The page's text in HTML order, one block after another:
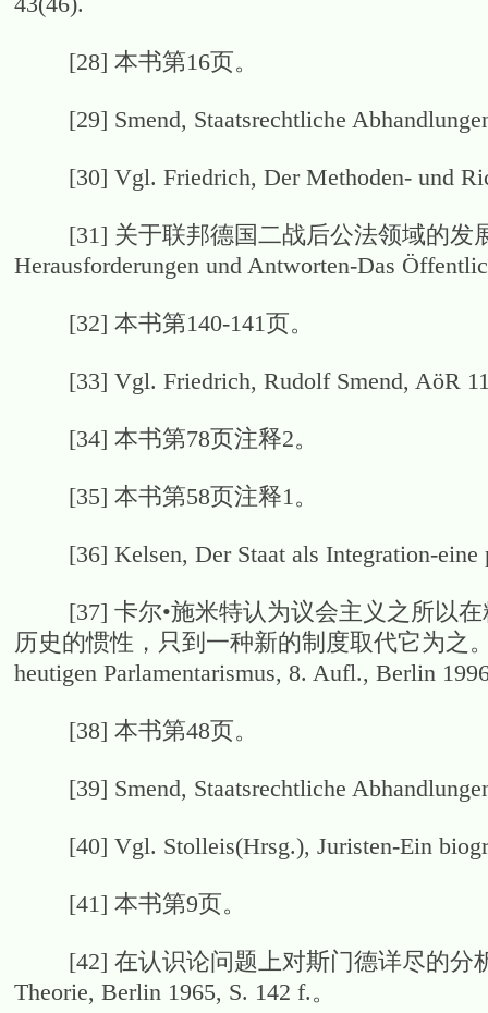
[28] 本书第16页。
[29] Smend, Staatsrechtliche
[30] Vgl. Friedrich, Der Methoden- und
[31] 关于联邦德国二战后公法领域的发
Herausforderungen und Antworten-Das
[32] 本书第140-141页。
[33] Vgl. Friedrich, Rudolf Smend, AöR
[34] 本书第78页注释2。
[35] 本书第58页注释1。
[36] Kelsen, Der Staat als Integration-eine
[37] 卡尔•施米特认为议会主义之所以在
历史的惯性，只到一种新的制度取代它为之
heutigen Parlamentarismus, 8. Aufl., Berlin
[38] 本书第48页。
[39] Smend, Staatsrechtliche
[40] Vgl. Stolleis(Hrsg.), Juristen-Ein
[41] 本书第9页。
[42] 在认识论问题上对斯门德详尽的分析
Theorie, Berlin 1965, S. 142 f.。